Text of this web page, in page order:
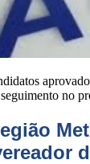
no